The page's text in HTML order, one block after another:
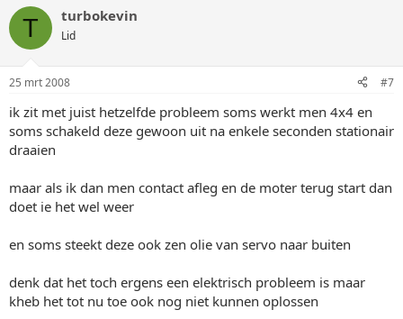
T turbokevin
Lid
25 mrt 2008 #7
ik zit met juist hetzelfde probleem soms werkt men 4x4 en
soms schakeld deze gewoon uit na enkele seconden stationair
draaien
maar als ik dan men contact afleg en de moter terug start dan
doet ie het wel weer
en soms steekt deze ook zen olie van servo naar buiten
denk dat het toch ergens een elektrisch probleem is maar
kheb het tot nu toe ook nog niet kunnen oplossen